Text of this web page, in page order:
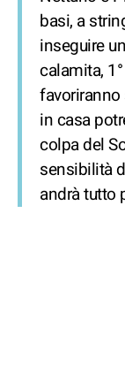
basi, a
inseguire
calamita,
in casa
colpa del
sensibilità
andrà tutto